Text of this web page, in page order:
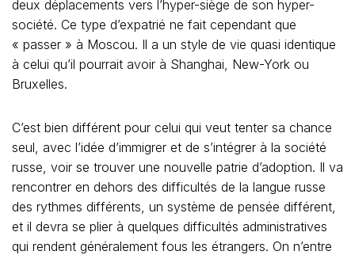
deux déplacements vers l’hyper-siège de son hyper-
société. Ce type d’expatrié ne fait cependant que
« passer » à Moscou. Il a un style de vie quasi identique
à celui qu’il pourrait avoir à Shanghai, New-York ou
Bruxelles.
C’est bien différent pour celui qui veut tenter sa chance
seul, avec l’idée d’immigrer et de s’intégrer à la société
russe, voir se trouver une nouvelle patrie d’adoption. Il va
rencontrer en dehors des difficultés de la langue russe
des rythmes différents, un système de pensée différent,
et il devra se plier à quelques difficultés administratives
qui rendent généralement fous les étrangers. On n’entre